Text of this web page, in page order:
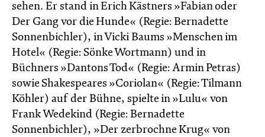
sehen. Er stand in Erich Kästners »Fabian oder
Der Gang vor die Hunde« (Regie: Bernadette
Sonnenbichler), in Vicki Baums »Menschen im
Hotel« (Regie: Sönke Wortmann) und in
Büchners »Dantons Tod« (Regie: Armin Petras)
sowie Shakespeares »Coriolan« (Regie: Tilmann
Köhler) auf der Bühne, spielte in »Lulu« von
Frank Wedekind (Regie: Bernadette
Sonnenbichler), »Der zerbrochne Krug« von